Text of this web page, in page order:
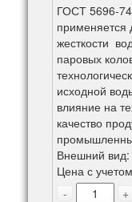
ГОСТ 5696-
применяется
жесткости
паровых
исходной
влияние на
качество
Внешний вид:
Цена с
-
+